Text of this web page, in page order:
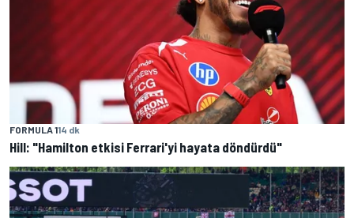
FORMULA 114 dk
Hill: "Hamilton etkisi Ferrari'yi hayata döndürdü"